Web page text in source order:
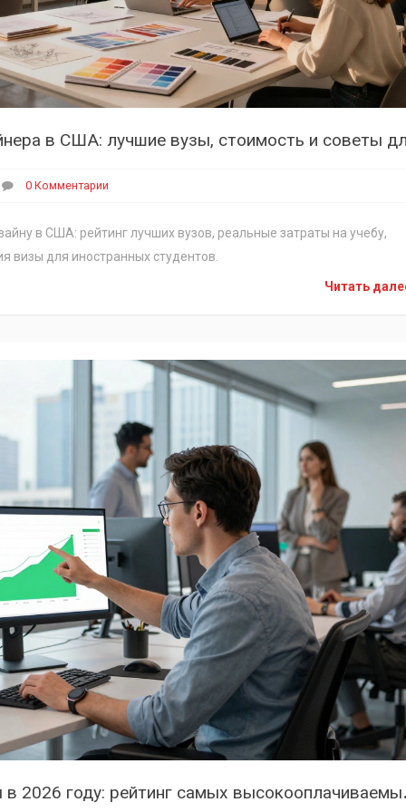
0 Комментарии
в США: рейтинг лучших вузов, реальные затраты на учебу,
визы для иностранных студентов.
Читать
колько